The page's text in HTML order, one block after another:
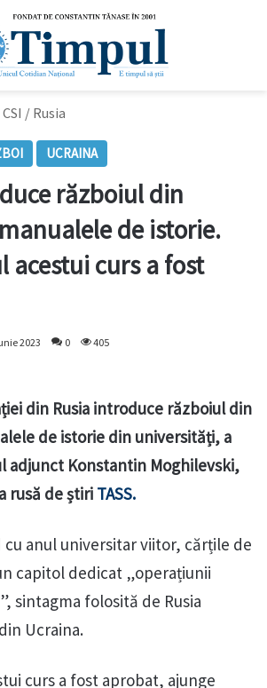
CSI / Rusia
UCRAINA
războiul din
de istorie.
acestui curs a fost
2023 0 405
din Rusia introduce războiul din
de istorie din universități, a
adjunct Konstantin Moghilevski,
rusă de știri TASS.
anul universitar viitor, cărțile de
capitol dedicat „operațiunii
sintagma folosită de Rusia
Ucraina.
curs a fost aprobat, ajunge